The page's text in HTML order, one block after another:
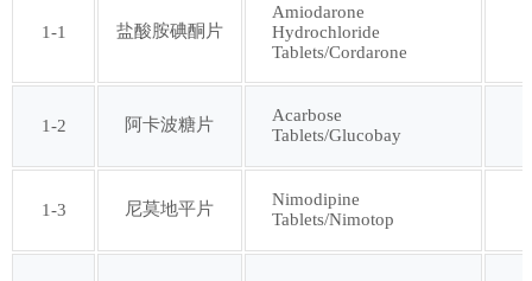
第十七批 第十八批
第十九批 第二十批
1-1 盐酸胺碘酮片
Amiodarone
Hydrochloride
Tablets/Cordarone
1-2 阿卡波糖片
Acarbose
Tablets/Glucobay
1-3 尼莫地平片
Nimodipine
Tablets/Nimotop